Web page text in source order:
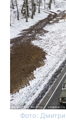
Фото: